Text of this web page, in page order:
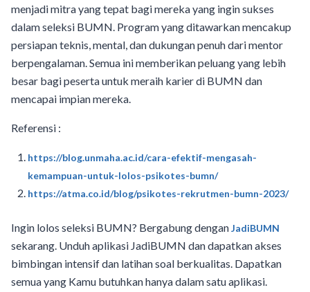
menjadi mitra yang tepat bagi mereka yang ingin sukses
dalam seleksi BUMN. Program yang ditawarkan mencakup
persiapan teknis, mental, dan dukungan penuh dari mentor
berpengalaman. Semua ini memberikan peluang yang lebih
besar bagi peserta untuk meraih karier di BUMN dan
mencapai impian mereka.
Referensi :
https://blog.unmaha.ac.id/cara-efektif-mengasah-
kemampuan-untuk-lolos-psikotes-bumn/
https://atma.co.id/blog/psikotes-rekrutmen-bumn-2023/
Ingin lolos seleksi BUMN? Bergabung denganJadiBUMN
sekarang. Unduh aplikasi JadiBUMN dan dapatkan akses
bimbingan intensif dan latihan soal berkualitas. Dapatkan
semua yang Kamu butuhkan hanya dalam satu aplikasi.